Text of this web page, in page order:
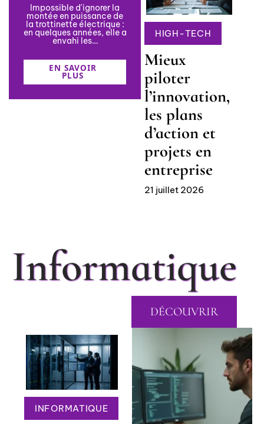
Impossible d'ignorer la
montée en puissance de
la trottinette électrique :
en quelques années, elle a
envahi les…
EN SAVOIR
PLUS
HIGH-TECH
Mieux
piloter
l’innovation,
les plans
d’action et
projets en
entreprise
21 juillet 2026
Informatique
DÉCOUVRIR
INFORMATIQUE